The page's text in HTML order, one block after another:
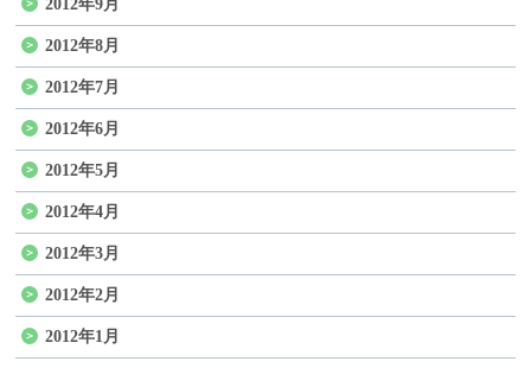
2012年9月
2012年8月
2012年7月
2012年6月
2012年5月
2012年4月
2012年3月
2012年2月
2012年1月